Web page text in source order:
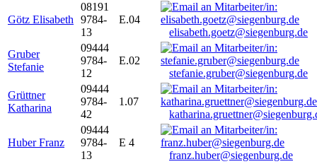
Götz Elisabeth
08191
9784-
13
E.04
elisabeth.goetz@siegenburg.de
Gruber
Stefanie
09444
9784-
12
E.02
stefanie.gruber@siegenburg.de
Grüttner
Katharina
09444
9784-
42
1.07
Huber Franz
09444
9784-
13
E 4
franz.huber@siegenburg.de